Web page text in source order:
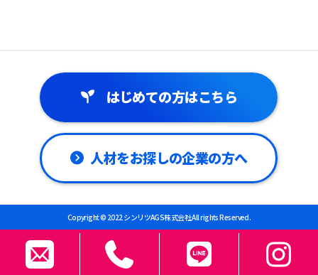
はじめての方はこちら
人材をお探しの企業の方へ
Copyright © 2022 シンリツAGS株式会社 All rights Reserved.